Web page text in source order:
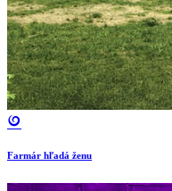
Farmár hľadá ženu